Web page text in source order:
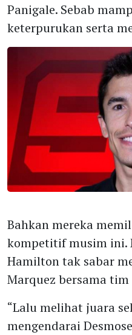
Panigale. Sebab
keterpurukan serta
Bahkan mereka
kompetitif musim ini.
Hamilton tak sabar
Marquez bersama
“Lalu melihat juara
mengendarai